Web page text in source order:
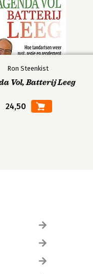
Ron Steenkist
Vol, Batterij Leeg
24,50